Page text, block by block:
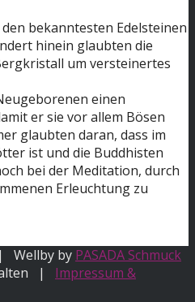
bekanntesten Edelsteinen
hinein glaubten die
um versteinertes
einen
er sie vor allem Bösen
glaubten daran, dass im
ist und die Buddhisten
bei der Meditation, durch
Erleuchtung zu
Wellby by PASADA Schmuck
| Impressum &